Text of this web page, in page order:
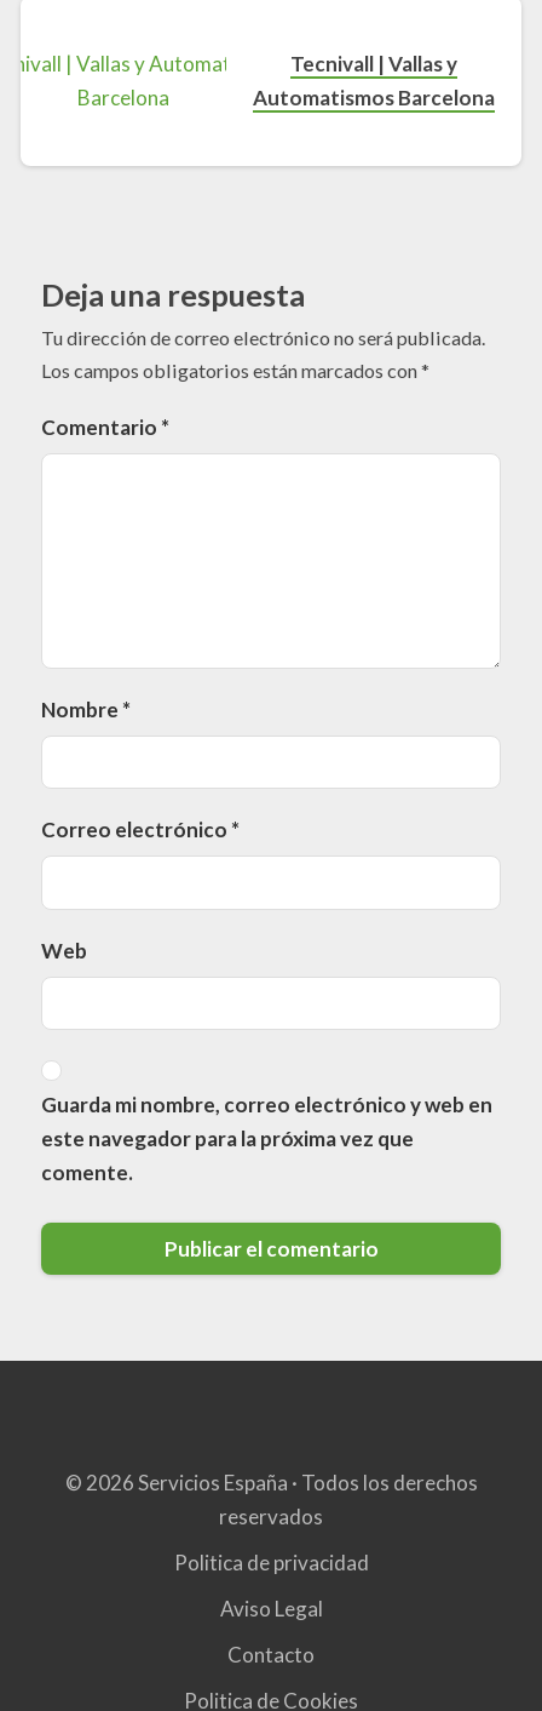
Tecnivall | Vallas y
Automatismos Barcelona
Deja una respuesta
Tu dirección de correo electrónico no será publicada.
Los campos obligatorios están marcados con*
Comentario *
Nombre *
Correo electrónico *
Web
Guarda mi nombre, correo electrónico y web en
este navegador para la próxima vez que
comente.
© 2026 Servicios España · Todos los derechos
reservados
Politica de privacidad
Aviso Legal
Contacto
Politica de Cookies